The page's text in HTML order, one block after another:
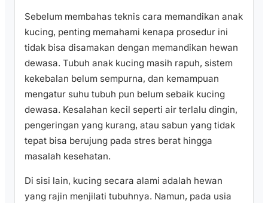
Sebelum membahas teknis cara memandikan anak
kucing, penting memahami kenapa prosedur ini
tidak bisa disamakan dengan memandikan hewan
dewasa. Tubuh anak kucing masih rapuh, sistem
kekebalan belum sempurna, dan kemampuan
mengatur suhu tubuh pun belum sebaik kucing
dewasa. Kesalahan kecil seperti air terlalu dingin,
pengeringan yang kurang, atau sabun yang tidak
tepat bisa berujung pada stres berat hingga
masalah kesehatan.
Di sisi lain, kucing secara alami adalah hewan
yang rajin menjilati tubuhnya. Namun, pada usia